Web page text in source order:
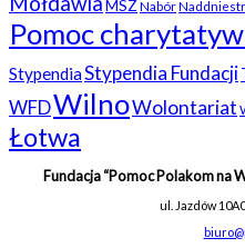
MSZ Nabór
Pomoc
StypendiaStypendia Fundacji
WFDWilnoWolontariat
Łotwa
Fundacja “Pomoc Polakom na
ul. Jazdów 10A